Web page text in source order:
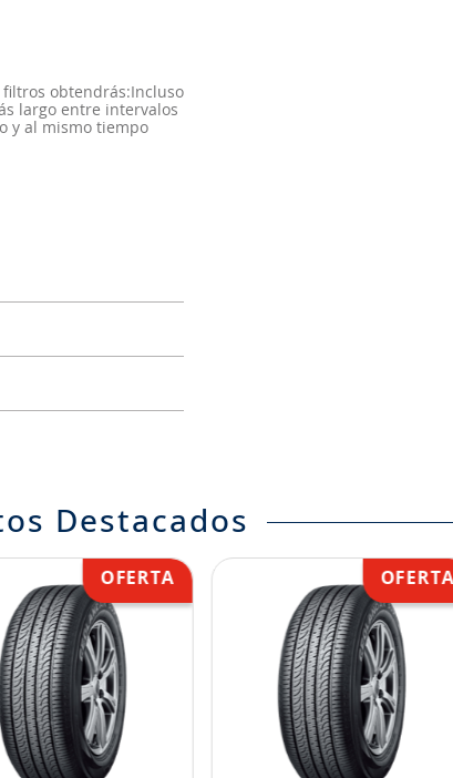
filtros obtendrás:Incluso
largo entre intervalos
y al mismo tiempo
Destacados